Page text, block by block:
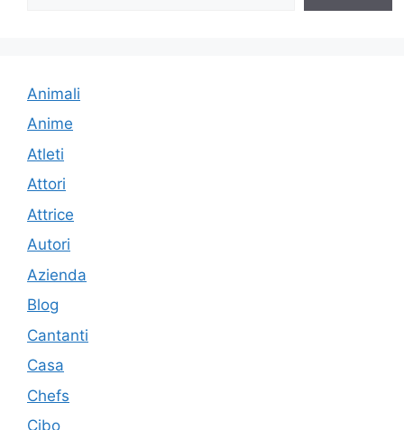
Animali
Anime
Atleti
Attori
Attrice
Autori
Azienda
Blog
Cantanti
Casa
Chefs
Cibo